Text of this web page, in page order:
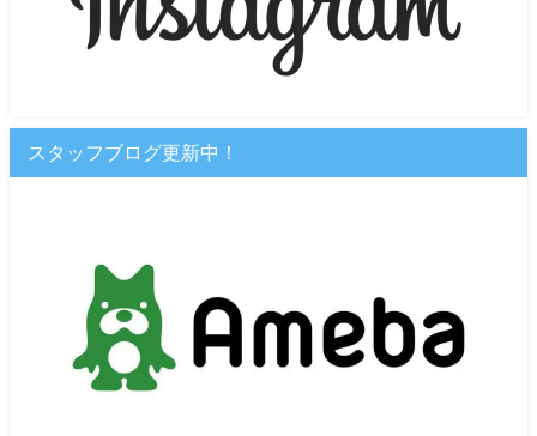
スタッフブログ更新中！